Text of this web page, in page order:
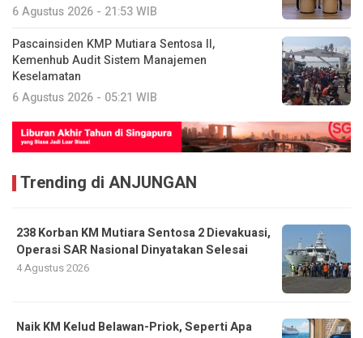
6 Agustus 2026 - 21:53 WIB
Pascainsiden KMP Mutiara Sentosa II,
Kemenhub Audit Sistem Manajemen
Keselamatan
6 Agustus 2026 - 05:21 WIB
Trending di ANJUNGAN
238 Korban KM Mutiara Sentosa 2 Dievakuasi,
Operasi SAR Nasional Dinyatakan Selesai
4 Agustus 2026
Naik KM Kelud Belawan-Priok, Seperti Apa